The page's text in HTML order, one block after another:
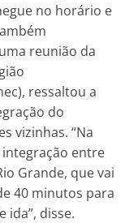
no horário e
reunião da
ressaltou a
do
vizinhas. “Na
entre
Grande, que vai
40 minutos para
ida”, disse.